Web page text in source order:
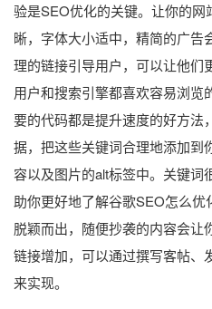
验是SEO优化的关键。让你的
晰，字体大小适中，精简的广告
理的链接引导用户，可以让他们
用户和搜索引擎都喜欢容易浏览
要的代码都是提升速度的好方法
据，把这些关键词合理地添加到
容以及图片的alt标签中。关键词
助你更好地了解谷歌SEO怎么
脱颖而出，随便抄袭的内容会让
链接增加，可以通过撰写客帖、
来实现。